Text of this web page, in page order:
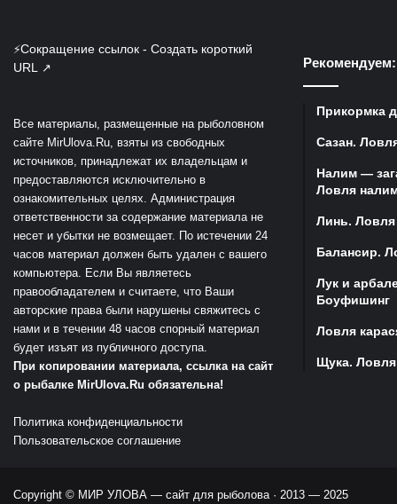
⚡Сокращение ссылок - Создать короткий
URL
↗
Все материалы, размещенные на рыболовном
сайте MirUlova.Ru, взяты из свободных
источников, принадлежат их владельцам и
предоставляются исключительно в
ознакомительных целях. Администрация
ответственности за содержание материала не
несет и убытки не возмещает. По истечении 24
часов материал должен быть удален с вашего
компьютера. Если Вы являетесь
правообладателем и считаете, что Ваши
авторские права были нарушены свяжитесь с
нами и в течении 48 часов спорный материал
будет изъят из публичного доступа.
При копировании материала, ссылка на сайт
о рыбалке MirUlova.Ru обязательна!
Политика конфиденциальности
Пользовательское соглашение
Рекомендуем:
Прикормка
Сазан.
Налим —
Ловля
Линь. Ловля
Балансир.
Лук и
Боуфишинг
Ловля
Щука.
Copyright © МИР УЛОВА — сайт для рыболова · 2013 — 2025